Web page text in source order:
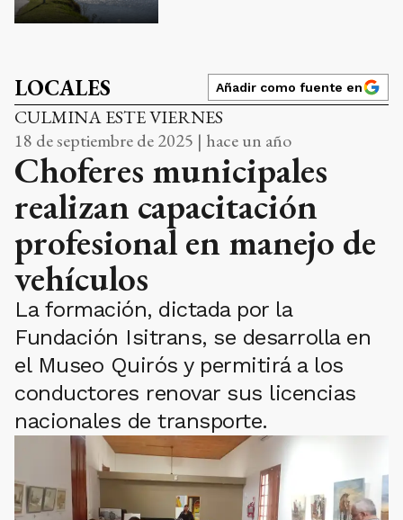
LOCALES Añadir como fuente en
CULMINA ESTE VIERNES
18 de septiembre de 2025 | hace un año
Choferes municipales
realizan capacitación
profesional en manejo de
vehículos
La formación, dictada por la
Fundación Isitrans, se desarrolla en
el Museo Quirós y permitirá a los
conductores renovar sus licencias
nacionales de transporte.